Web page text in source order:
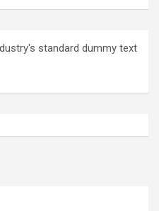
standard dummy text